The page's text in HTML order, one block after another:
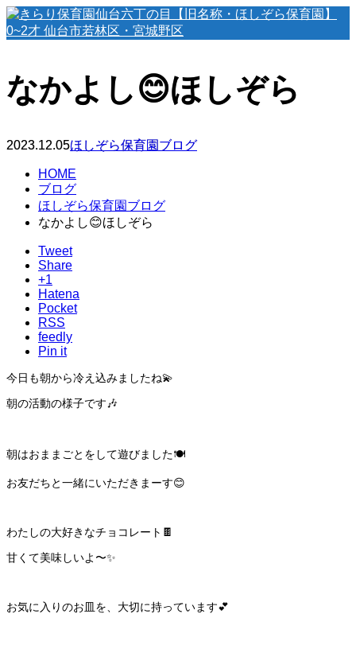
なかよし😊ほしぞら
2023.12.05ほしぞら保育園ブログ
HOME
ブログ
ほしぞら保育園ブログ
なかよし😊ほしぞら
Tweet
Share
+1
Hatena
Pocket
RSS
feedly
Pin it
今日も朝から冷え込みましたね💫
朝の活動の様子です🎶
朝はおままごとをして遊びました🍽️
お友だちと一緒にいただきまーす😊
わたしの大好きなチョコレート🍫
甘くて美味しいよ〜✨
お気に入りのお皿を、大切に持っています💕